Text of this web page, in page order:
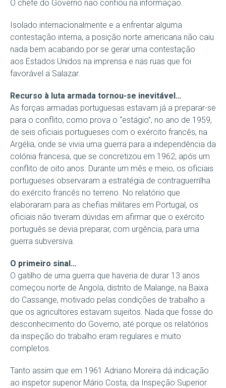
O chefe do Governo não confiou na informação.
Isolado internacionalmente e a enfrentar alguma
contestação interna, a posição norte americana não caiu
nada bem acabando por se gerar uma contestação
aos Estados Unidos na imprensa e nas ruas que foi
favorável a Salazar.
Recurso à luta armada tornou-se inevitável…
As forças armadas portuguesas estavam já a preparar-se
para o conflito, como prova o “estágio”, no ano de 1959,
de seis oficiais portugueses com o exército francês, na
Argélia, onde se vivia uma guerra para a independência da
colónia francesa, que se concretizou em 1962, após um
conflito de oito anos. Durante um mês e meio, os oficiais
portugueses observaram a estratégia de contraguerrilha
do exército francês no terreno. No relatório que
elaboraram para as chefias militares em Portugal, os
oficiais não tiveram dúvidas em afirmar que o exército
português se devia preparar, com urgência, para uma
guerra subversiva.
O primeiro sinal…
O gatilho de uma guerra que haveria de durar 13 anos
começou norte de Angola, distrito de Malange, na Baixa
do Cassange, motivado pelas condições de trabalho a
que os agricultores estavam sujeitos. Nada que fosse do
desconhecimento do Governo, até porque os relatórios
da inspeção do trabalho eram regulares e muito
completos.
Tanto assim que em 1961 Adriano Moreira dá indicação
ao inspetor superior Mário Costa, da Inspeção Superior